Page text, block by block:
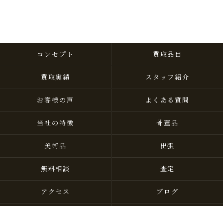
コンセプト 買取品目
買取実績 スタッフ紹介
お客様の声 よくある質問
当社の特徴 骨董品
美術品 出張
無料相談 査定
アクセス ブログ